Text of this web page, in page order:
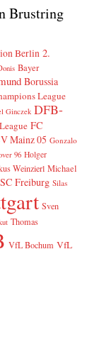
Brustring
Berlin 2.
Bayer
Borussia
League
Ginczek DFB-
FC
Mainz 05 Gonzalo
96 Holger
Weinzierl Michael
SC Freiburg Silas
Sven
Thomas
VfL Bochum VfL